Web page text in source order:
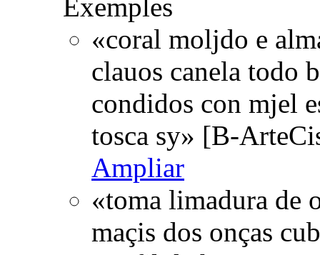
Exemples
«coral moljdo e
clauos canela todo
condidos con mjel
tosca sy» [B-
Ampliar
«toma limadura de
maçis dos onças